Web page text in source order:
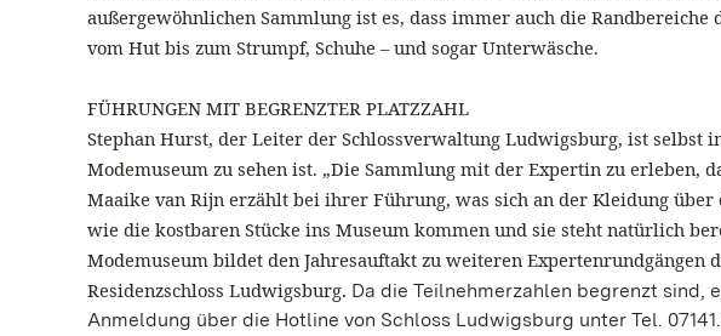
außergewöhnlichen Sammlung ist es, dass immer auch die Randbereiche
vom Hut bis zum Strumpf, Schuhe – und sogar Unterwäsche.
FÜHRUNGEN MIT BEGRENZTER PLATZZAHL
Stephan Hurst, der Leiter der Schlossverwaltung Ludwigsburg, ist selbst
Modemuseum zu sehen ist. „Die Sammlung mit der Expertin zu erleben,
Maaike van Rijn erzählt bei ihrer Führung, was sich an der Kleidung
wie die kostbaren Stücke ins Museum kommen und sie steht natürlich
Modemuseum bildet den Jahresauftakt zu weiteren
Residenzschloss Ludwigsburg. Da die Teilnehmerzahlen begrenzt
Anmeldung über die Hotline von Schloss Ludwigsburg unter Tel.